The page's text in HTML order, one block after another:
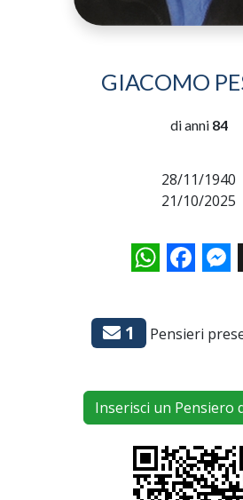
GIACOMO
di anni 84
28/11/1940
21/10/2025
WhatsApp
1 Pensieri
Inserisci un Pensiero